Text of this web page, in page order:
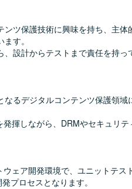
ツ保護技術に興味を持ち、主体
す。
、設計からテストまで責任を持っ
るデジタルコンテンツ保護領域
揮しながら、DRMやセキュリテ
ェア開発環境で、ユニットテス
プロセスとなります。